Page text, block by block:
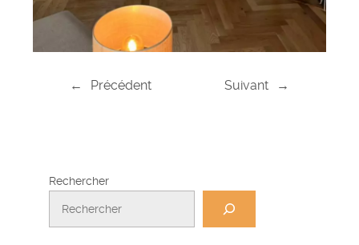
← Précédent Suivant →
Rechercher